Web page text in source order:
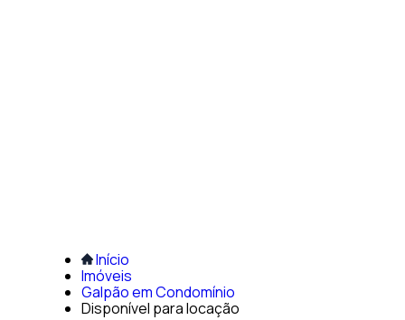
Início
Imóveis
Galpão em Condomínio
Disponível para locação